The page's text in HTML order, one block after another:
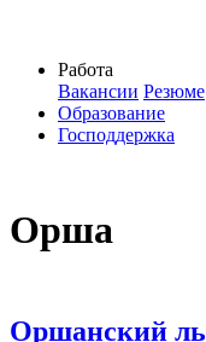
Работа
Вакансии Резюме
Образование
Господдержка
Орша
Оршанский